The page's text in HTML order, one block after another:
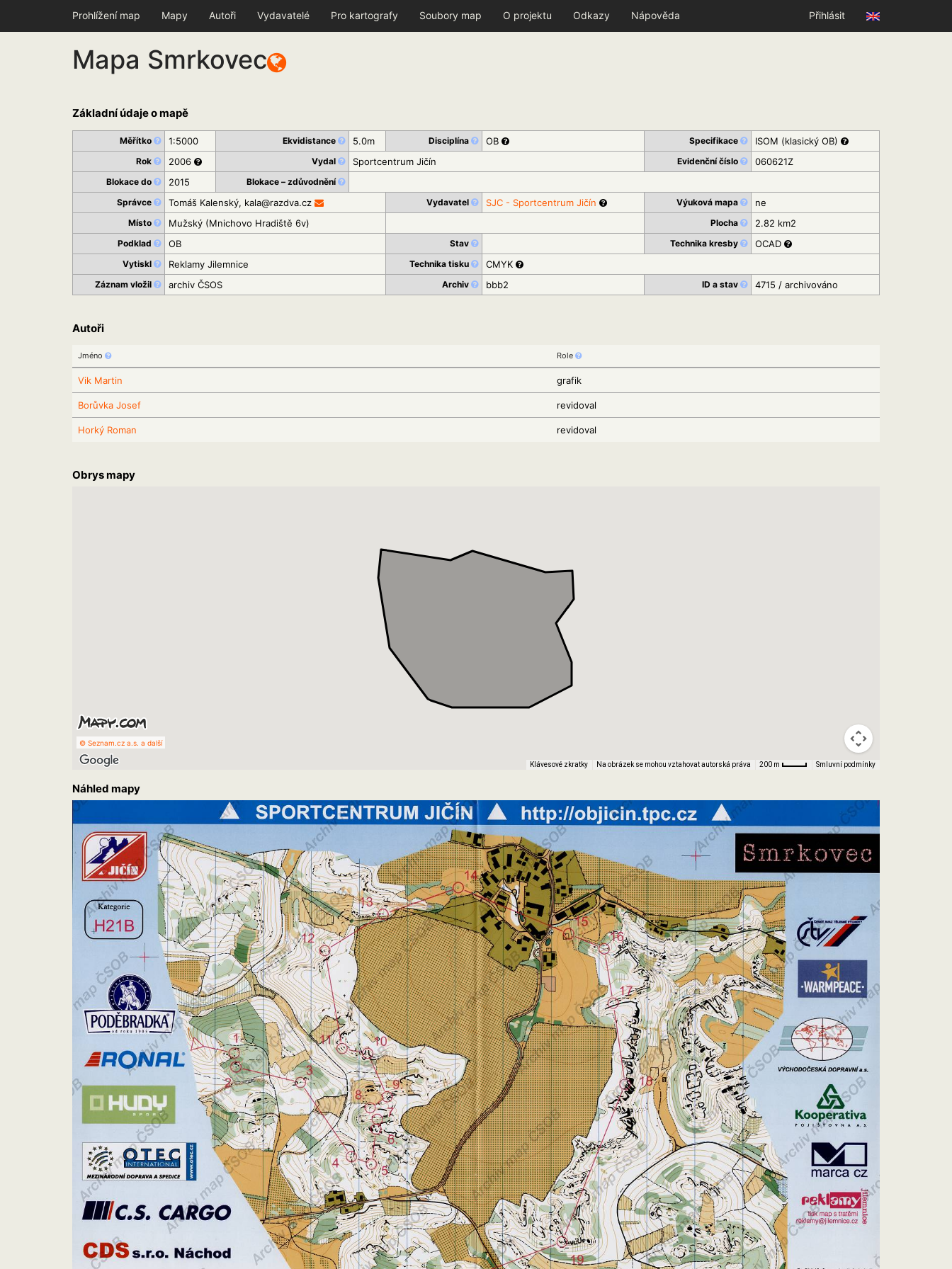
Prohlížení map Mapy Autoři Vydavatelé Pro kartografy Soubory map O projektu Odkazy Nápověda Přihlásit
Mapa Smrkovec
Základní údaje o mapě
Měřítko 1:5000 Ekvidistance 5.0m Disciplína OB Specifikace ISOM (klasický OB)
Rok 2006 Vydal Sportcentrum Jičín Evidenční číslo 060621Z
Blokace do 2015
Blokace – zdůvodnění
Správce
Tomáš Kalenský, kala@razdva.cz Vydavatel SJC - Sportcentrum Jičín Výuková mapa ne
Místo Mužský (Mnichovo Hradiště 6v) Plocha 2.82 km2
Podklad OB Stav Technika kresby OCAD
Vytiskl Reklamy Jilemnice Technika tisku CMYK
Záznam vložil archiv ČSOS Archiv bbb2 ID a stav 4715 / archivováno
Autoři
Jméno Role
Vik Martin grafik
Borůvka Josef revidoval
Horký Roman revidoval
Obrys mapy
Klávesové zkratky Na obrázek se mohou vztahovat autorská práva 200 m Smluvní podmínky
© Seznam.cz a.s. a další
Náhled mapy